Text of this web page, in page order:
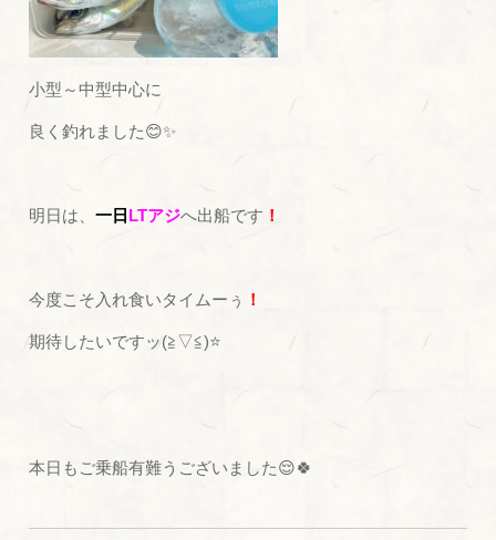
小型～中型中心に
良く釣れました😊✨
明日は、一日 LTアジへ出船です ！
今度こそ入れ食いタイムーぅ ！
期待したいですッ(≧▽≦)⭐
本日もご乗船有難うございました😌🍀